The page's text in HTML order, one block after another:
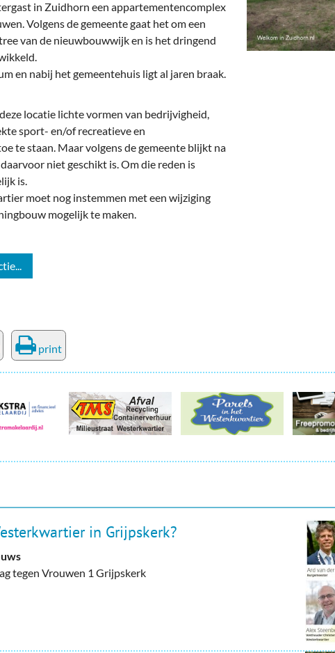
Politieke Partijen
Zuidhorners
On-line bestellen in Zuidhorn
Bedrijventerreinen
in Zuidhorn een appartementencomplex
Volgens de gemeente gaat het om een
van de nieuwbouwwijk en is het dringend
en nabij het gemeentehuis ligt al jaren braak.
locatie lichte vormen van bedrijvigheid,
sport- en/of recreatieve en
te staan. Maar volgens de gemeente blijkt na
niet geschikt is. Om die reden is
is.
moet nog instemmen met een wijziging
mogelijk te maken.
print
in Grijpskerk?
tegen Vrouwen 1 Grijpskerk